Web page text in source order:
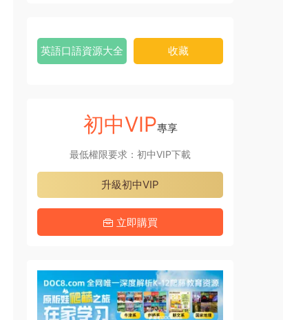
英語口語資源大全 收藏
初中VIP專享
最低權限要求：初中VIP下載
升級初中VIP
立即購買